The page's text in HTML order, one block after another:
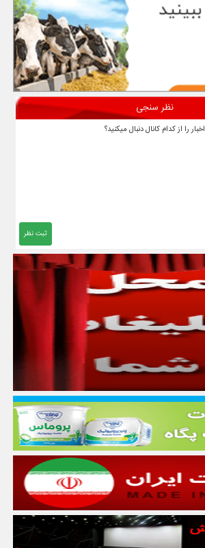
نظر سنجی
اخبار را از کدام کانال دنبال میکنید؟
ثبت نظر